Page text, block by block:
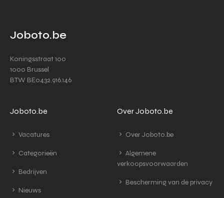
Joboto.be
Koningsstraat 100
1000 Brussel
BTW BE0432.916.146
Joboto.be
Vacatures
Categorieën
Bedrijven
Nieuws
Over Joboto.be
Over Joboto.be
Algemene
verkoopsvoorwaarden
Bescherming van de privacy